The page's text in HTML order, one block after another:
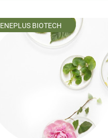
ENEPLUS BIOTECH